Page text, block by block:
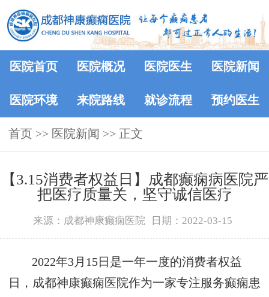
医院首页 医院概况 医院医生 医院新闻
医院环境 来院路线 就诊流程 预约医生
首页 >> 医院新闻 >> 正文
【3.15消费者权益日】成都癫痫病医院严
把医疗质量关，坚守诚信医疗
来源：成都神康癫痫医院 日期：2022-03-15
2022年3月15日是一年一度的消费者权益
日，成都神康癫痫医院作为一家专注服务癫痫患